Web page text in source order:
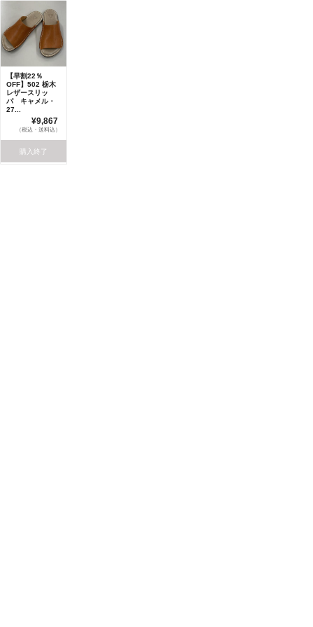
【早割22％
OFF】502 栃木
レザースリッ
パ キャメル・
27...
¥9,867
（税込・送料込）
購入終了